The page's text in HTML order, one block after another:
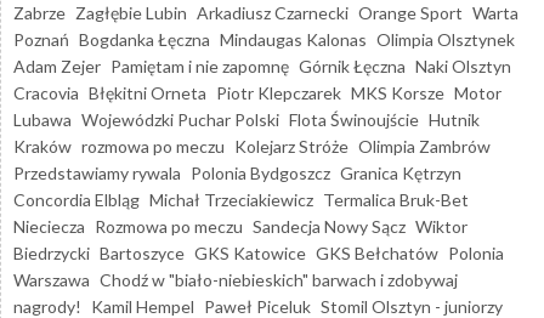
Zabrze Zagłębie Lubin Arkadiusz Czarnecki Orange Sport Warta
Poznań Bogdanka Łęczna Mindaugas Kalonas Olimpia Olsztynek
Adam Zejer Pamiętam i nie zapomnę Górnik Łęczna Naki Olsztyn
Cracovia Błękitni Orneta Piotr Klepczarek MKS Korsze Motor
Lubawa Wojewódzki Puchar Polski Flota Świnoujście Hutnik
Kraków rozmowa po meczu Kolejarz Stróże Olimpia Zambrów
Przedstawiamy rywala Polonia Bydgoszcz Granica Kętrzyn
Concordia Elbląg Michał Trzeciakiewicz Termalica Bruk-Bet
Nieciecza Rozmowa po meczu Sandecja Nowy Sącz Wiktor
Biedrzycki Bartoszyce GKS Katowice GKS Bełchatów Polonia
Warszawa Chodź w "biało-niebieskich" barwach i zdobywaj
nagrody!
Kamil Hempel Paweł Piceluk Stomil Olsztyn - juniorzy